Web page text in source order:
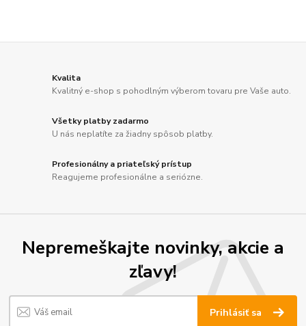
Kvalita
Kvalitný e-shop s pohodlným výberom tovaru pre Vaše auto.
Všetky platby zadarmo
U nás neplatíte za žiadny spôsob platby.
Profesionálny a priateľský prístup
Reagujeme profesionálne a seriózne.
Nepremeškajte novinky, akcie a
zľavy!
Prihlásiť sa